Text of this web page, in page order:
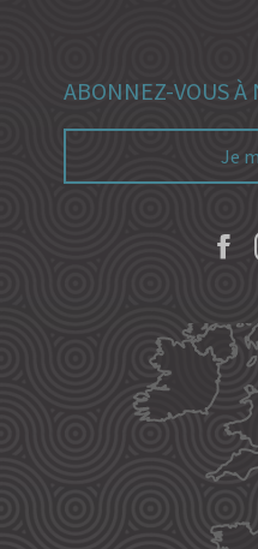
ABONNEZ-VOUS À
Je